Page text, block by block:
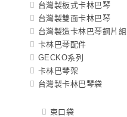
台灣製板式卡林巴琴
台灣製雙面卡林巴琴
台灣製造卡林巴琴鋼片組
卡林巴琴配件
GECKO系列
卡林巴琴架
台灣製卡林巴琴袋
束口袋